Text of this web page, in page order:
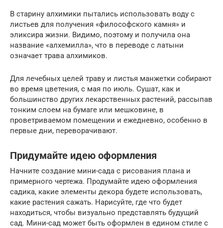
В старину алхимики пытались использовать воду с
листьев для получения «философского камня» и
эликсира жизни. Видимо, поэтому и получила она
название «алхемилла», что в переводе с латыни
означает трава алхимиков.
Для лечебных целей траву и листья манжетки собирают
во время цветения, с мая по июль. Сушат, как и
большинство других лекарственных растений, рассыпав
тонким слоем на бумаге или мешковине, в
проветриваемом помещении и ежедневно, особенно в
первые дни, переворачивают.
Придумайте идею оформления
Начните создание мини-сада с рисования плана и
примерного чертежа. Продумайте идею оформления
садика, какие элементы декора будете использовать,
какие растения сажать. Нарисуйте, где что будет
находиться, чтобы визуально представлять будущий
сад. Мини-сад может быть оформлен в едином стиле с